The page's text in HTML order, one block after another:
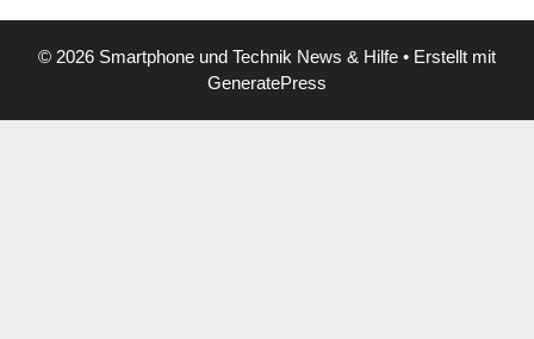
© 2026 Smartphone und Technik News & Hilfe • Erstellt mit
GeneratePress